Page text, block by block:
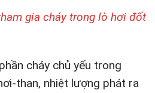
gia cháy trong lò hơi đốt
cháy chủ yếu trong
than, nhiệt lượng phát ra